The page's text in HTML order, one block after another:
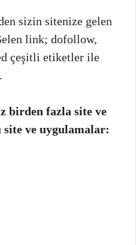
sizin sitenize gelen
link; dofollow,
çeşitli etiketler ile
birden fazla site ve
ve uygulamalar: